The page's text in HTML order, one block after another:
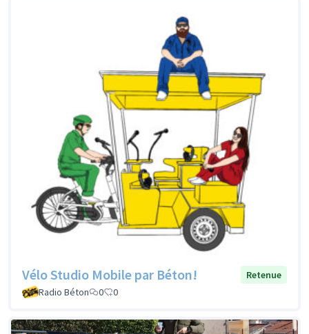
Vélo Studio Mobile par Béton!
Retenue
Radio Béton
0 0